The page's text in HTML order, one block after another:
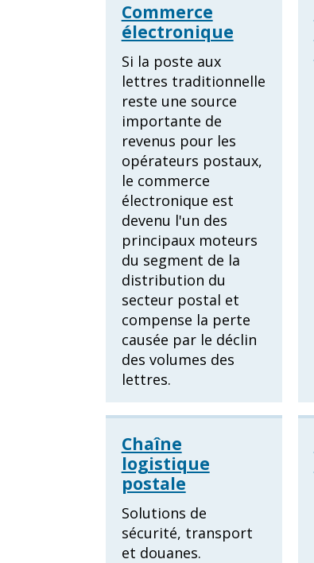
Commerce
électronique
Si la poste aux
lettres traditionnelle
reste une source
importante de
revenus pour les
opérateurs postaux,
le commerce
électronique est
devenu l'un des
principaux moteurs
du segment de la
distribution du
secteur postal et
compense la perte
causée par le déclin
des volumes des
lettres.
Chaîne
logistique
postale
Solutions de
sécurité, transport
et douanes.